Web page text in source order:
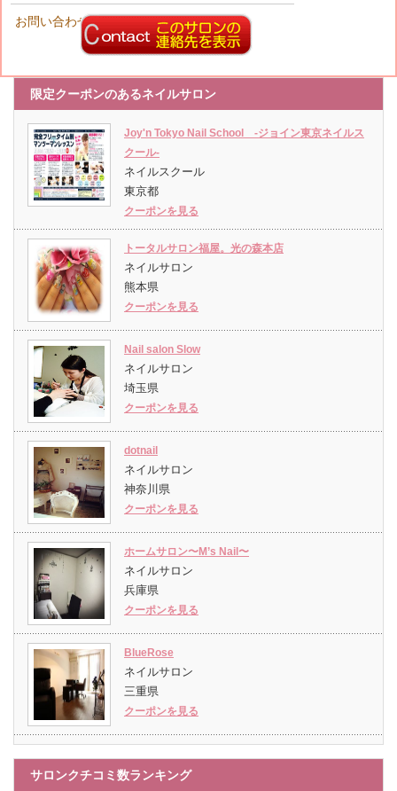
お問い合わせ先
限定クーポンのあるネイルサロン
Joy'n Tokyo Nail School -ジョイン東京ネイルス
クール-
ネイルスクール
東京都
クーポンを見る
トータルサロン福屋。光の森本店
ネイルサロン
熊本県
クーポンを見る
Nail salon Slow
ネイルサロン
埼玉県
クーポンを見る
dotnail
ネイルサロン
神奈川県
クーポンを見る
ホームサロン〜M’s Nail〜
ネイルサロン
兵庫県
クーポンを見る
BlueRose
ネイルサロン
三重県
クーポンを見る
サロンクチコミ数ランキング